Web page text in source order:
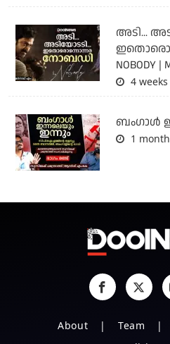
അടി...
NOBODY |
4
ബംഗാള്‍
1
About Team